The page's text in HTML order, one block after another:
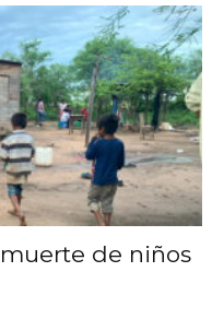
de niños